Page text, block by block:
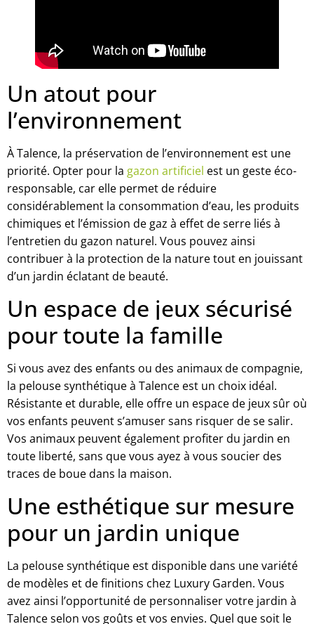
Un atout pour
l’environnement
À Talence, la préservation de l’environnement est une
priorité. Opter pour la gazon artificiel est un geste éco-
responsable, car elle permet de réduire
considérablement la consommation d’eau, les produits
chimiques et l’émission de gaz à effet de serre liés à
l’entretien du gazon naturel. Vous pouvez ainsi
contribuer à la protection de la nature tout en jouissant
d’un jardin éclatant de beauté.
Un espace de jeux sécurisé
pour toute la famille
Si vous avez des enfants ou des animaux de compagnie,
la pelouse synthétique à Talence est un choix idéal.
Résistante et durable, elle offre un espace de jeux sûr où
vos enfants peuvent s’amuser sans risquer de se salir.
Vos animaux peuvent également profiter du jardin en
toute liberté, sans que vous ayez à vous soucier des
traces de boue dans la maison.
Une esthétique sur mesure
pour un jardin unique
La pelouse synthétique est disponible dans une variété
de modèles et de finitions chez Luxury Garden. Vous
avez ainsi l’opportunité de personnaliser votre jardin à
Talence selon vos goûts et vos envies. Quel que soit le